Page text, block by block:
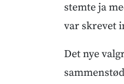
stemte ja
var skrevet
Det nye